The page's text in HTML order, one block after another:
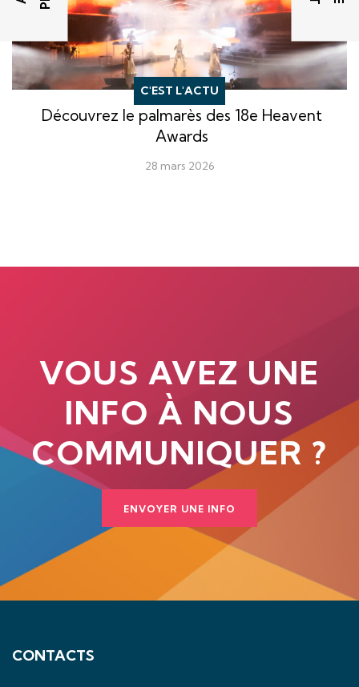
C'EST L'ACTU
Découvrez le palmarès des 18e Heavent
Awards
28 mars 2026
VOUS AVEZ UNE
INFO À NOUS
COMMUNIQUER ?
ENVOYER UNE INFO
CONTACTS